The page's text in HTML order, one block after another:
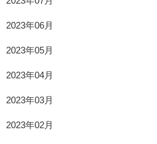
2023年06月
2023年05月
2023年04月
2023年03月
2023年02月